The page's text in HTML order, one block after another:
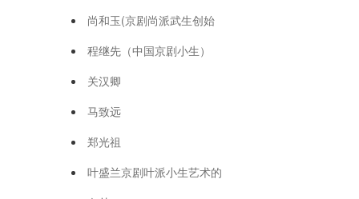
尚和玉(京剧尚派武生创始
程继先（中国京剧小生）
关汉卿
马致远
郑光祖
叶盛兰京剧叶派小生艺术的